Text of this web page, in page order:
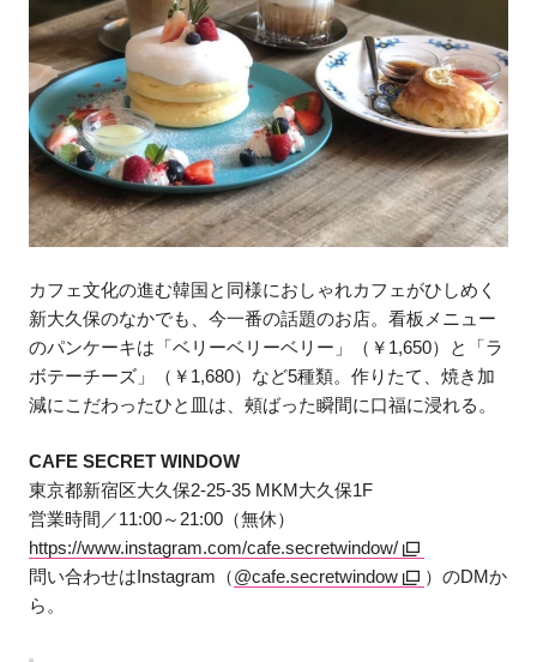
カフェ文化の進む韓国と同様におしゃれカフェがひしめく
新大久保のなかでも、今一番の話題のお店。看板メニュー
のパンケーキは「ベリーベリーベリー」（￥1,650）と「ラ
ボテーチーズ」（￥1,680）など5種類。作りたて、焼き加
減にこだわったひと皿は、頰ばった瞬間に口福に浸れる。
CAFE SECRET WINDOW
東京都新宿区大久保2-25-35 MKM大久保1F
営業時間／11:00～21:00（無休）
https://www.instagram.com/cafe.secretwindow/
問い合わせはInstagram（@cafe.secretwindow
）のDMか
ら。